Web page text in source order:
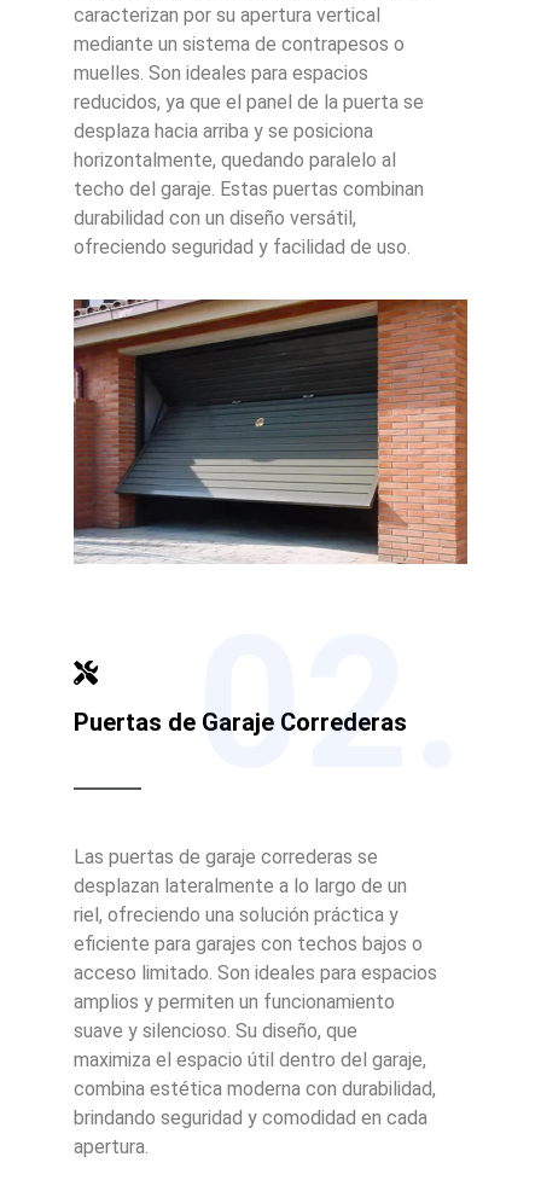
caracterizan por su apertura vertical
mediante un sistema de contrapesos o
muelles. Son ideales para espacios
reducidos, ya que el panel de la puerta se
desplaza hacia arriba y se posiciona
horizontalmente, quedando paralelo al
techo del garaje. Estas puertas combinan
durabilidad con un diseño versátil,
ofreciendo seguridad y facilidad de uso.
Puertas de Garaje Correderas
02.
Las puertas de garaje correderas se
desplazan lateralmente a lo largo de un
riel, ofreciendo una solución práctica y
eficiente para garajes con techos bajos o
acceso limitado. Son ideales para espacios
amplios y permiten un funcionamiento
suave y silencioso. Su diseño, que
maximiza el espacio útil dentro del garaje,
combina estética moderna con durabilidad,
brindando seguridad y comodidad en cada
apertura.